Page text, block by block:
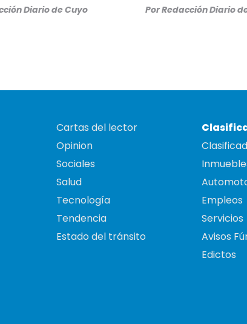
Diario de Cuyo PorRedacción Diario
Cartas del lector
Opinion
Sociales
Salud
Tecnología
Tendencia
Estado del tránsito
Empleos
Servicios
Avisos
Edictos